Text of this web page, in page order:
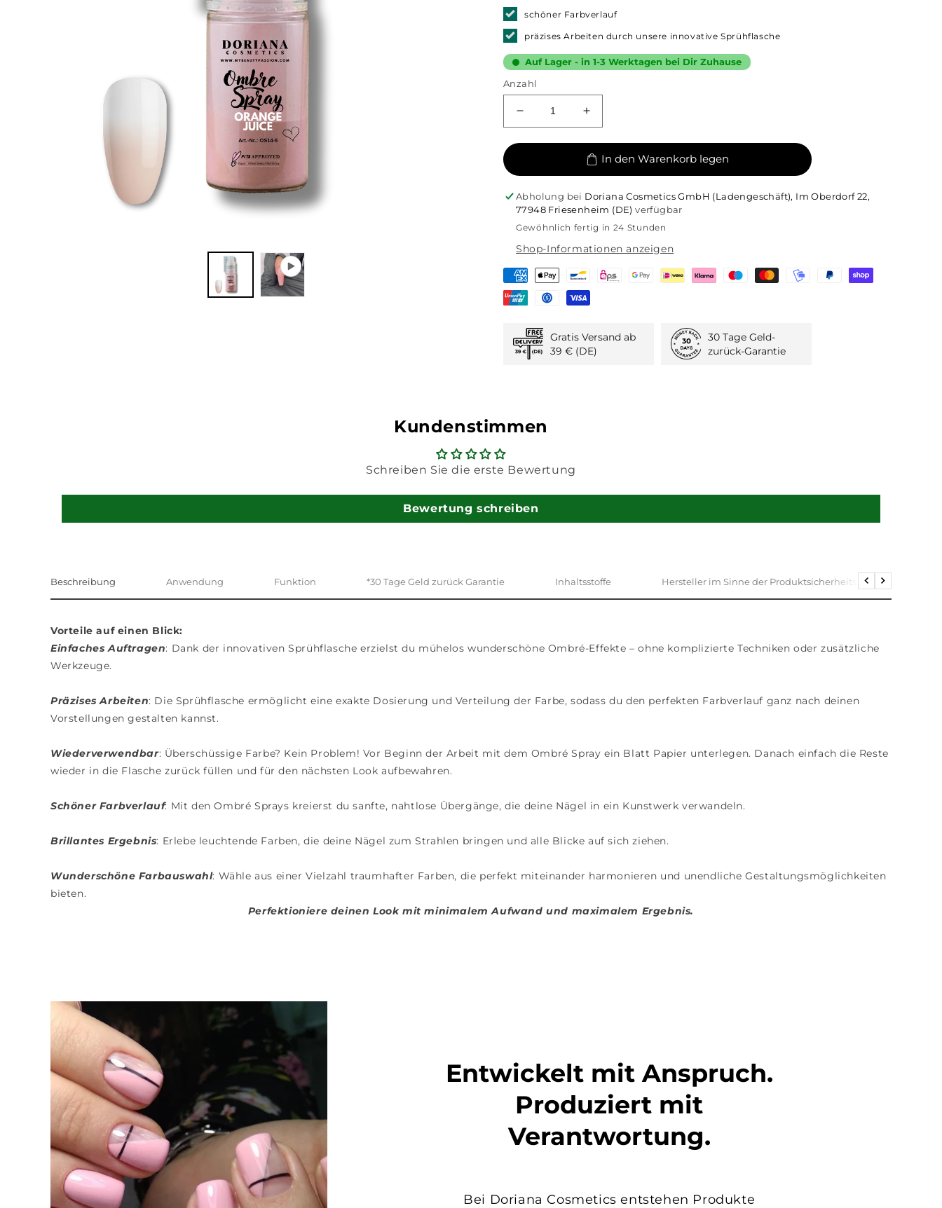
schöner Farbverlauf
präzises Arbeiten durch unsere innovative Sprühflasche
Auf Lager - in 1-3 Werktagen bei Dir Zuhause
Anzahl
Verringere
die
Menge
Ombré
Spray
-
Juice,
5g
Erhöhe
die
Menge
für
Ombré
Spray
-
Orange
Juice,
5g
In den Warenkorb legen
Abholung bei Doriana Cosmetics GmbH (Ladengeschäft), Im Oberdorf 22,
77948 Friesenheim (DE) verfügbar
Gewöhnlich fertig in 24 Stunden
Shop-Informationen anzeigen
Gratis Versand ab
39 € (DE)
30 Tage Geld-
zurück-Garantie
Kundenstimmen
Schreiben Sie die erste Bewertung
Bewertung schreiben
Beschreibung Anwendung Funktion *30 Tage Geld zurück Garantie Inhaltsstoffe Hersteller im Sinne der Produktsicherheitsverordnung
ReturnFurther
Vorteile auf einen Blick:
Einfaches Auftragen: Dank der innovativen Sprühflasche erzielst du mühelos wunderschöne Ombré-Effekte – ohne komplizierte Techniken oder zusätzliche
Werkzeuge.
Präzises Arbeiten: Die Sprühflasche ermöglicht eine exakte Dosierung und Verteilung der Farbe, sodass du den perfekten Farbverlauf ganz nach deinen
Vorstellungen gestalten kannst.
Wiederverwendbar: Überschüssige Farbe? Kein Problem! Vor Beginn der Arbeit mit dem Ombré Spray ein Blatt Papier unterlegen. Danach einfach die Reste
wieder in die Flasche zurück füllen und für den nächsten Look aufbewahren.
Schöner Farbverlauf: Mit den Ombré Sprays kreierst du sanfte, nahtlose Übergänge, die deine Nägel in ein Kunstwerk verwandeln.
Brillantes Ergebnis: Erlebe leuchtende Farben, die deine Nägel zum Strahlen bringen und alle Blicke auf sich ziehen.
Wunderschöne Farbauswahl: Wähle aus einer Vielzahl traumhafter Farben, die perfekt miteinander harmonieren und unendliche Gestaltungsmöglichkeiten
bieten.
Perfektioniere deinen Look mit minimalem Aufwand und maximalem Ergebnis.
Entwickelt mit Anspruch.
Produziert mit
Verantwortung.
Bei Doriana Cosmetics entstehen Produkte